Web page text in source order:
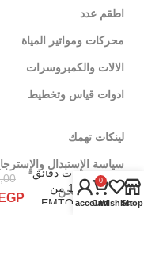
اطقم عدد
محركات ومواتير المياة
الالات والكمبروسرات
ادوات قياس وتخطيط
لينكات تهمك
سياسة الإٍستبدال
سياسة الشحن
شنيور 850
وات دقائق
13 من
EMTOP
EGP Shop
Wishlist
0
Cart
My account